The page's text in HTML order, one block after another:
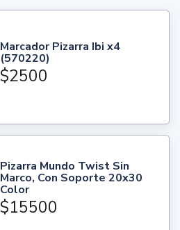
Marcador Pizarra Ibi x4
(570220)
$2500
Pizarra Mundo Twist Sin
Marco, Con Soporte 20x30
Color
$15500